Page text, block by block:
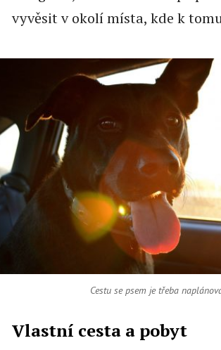
vyvěsit v okolí místa, kde k
Cestu se psem je třeba
Vlastní cesta a pobyt